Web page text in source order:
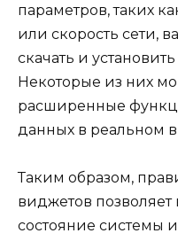
параметров, таких
или скорость сети,
скачать и
Некоторые из них
расширенные
данных в реальном
Таким образом,
виджетов позволяет
состояние системы